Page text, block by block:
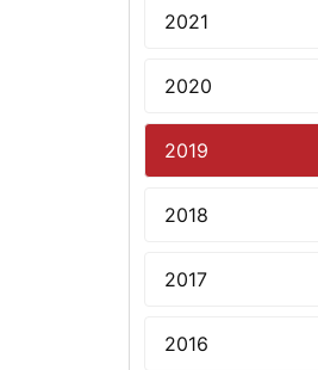
2021
2020
2019
2018
2017
2016